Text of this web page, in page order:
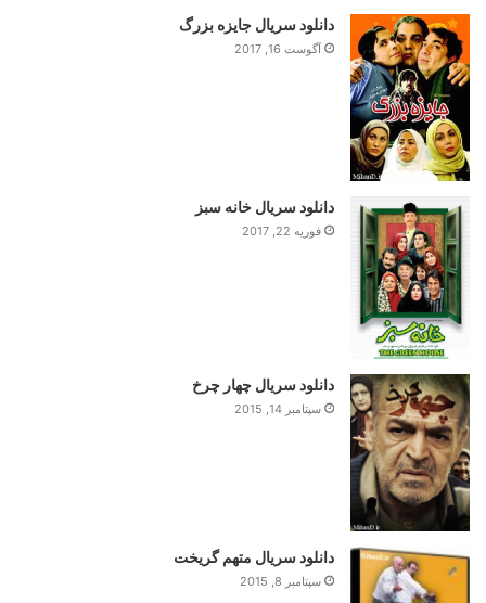
دانلود سریال جایزه بزرگ
آگوست 16, 2017
دانلود سریال خانه سبز
فوریه 22, 2017
دانلود سریال چهار چرخ
سپتامبر 14, 2015
دانلود سریال متهم گریخت
سپتامبر 8, 2015